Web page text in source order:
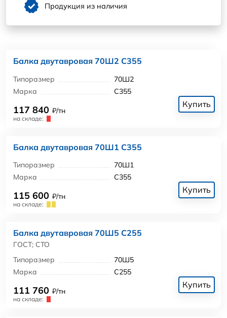
Продукция из наличия
Балка двутавровая 70Ш2 С355
Типоразмер
70Ш2
Марка
С355
117 840 ₽/тн
на складе:
Купить
Балка двутавровая 70Ш1 С355
Типоразмер
70Ш1
Марка
С355
115 600 ₽/тн
на складе:
Купить
Балка двутавровая 70Ш5 С255
ГОСТ; СТО
Типоразмер
70Ш5
Марка
С255
111 760 ₽/тн
на складе:
Купить